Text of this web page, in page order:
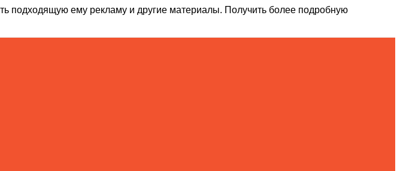
подходящую ему рекламу и другие материалы. Получить более подробную